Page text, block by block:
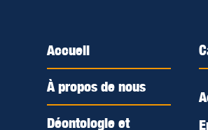
Accueil
À propos de nous
Déontologie et